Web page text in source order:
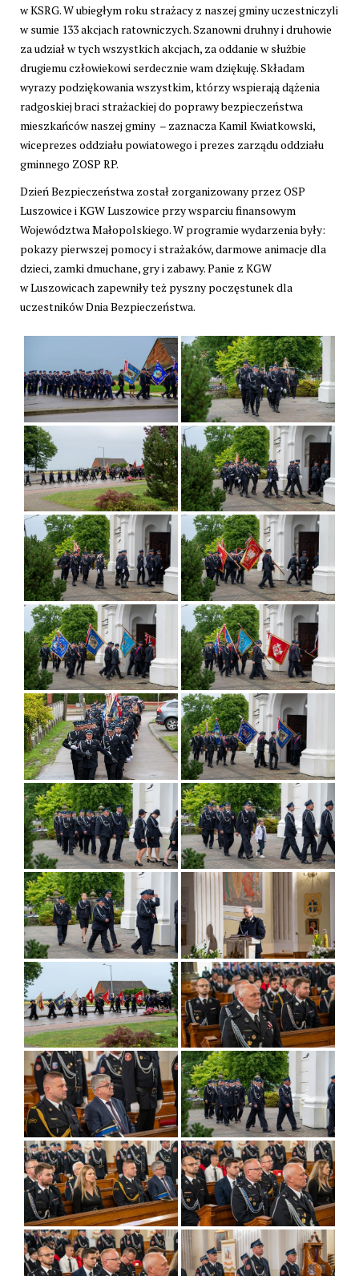
w KSRG. W ubiegłym roku strażacy z naszej gminy uczestniczyli
w sumie 133 akcjach ratowniczych. Szanowni druhny i druhowie
za udział w tych wszystkich akcjach, za oddanie w służbie
drugiemu człowiekowi serdecznie wam dziękuję. Składam
wyrazy podziękowania wszystkim, którzy wspierają dążenia
radgoskiej braci strażackiej do poprawy bezpieczeństwa
mieszkańców naszej gminy – zaznacza Kamil Kwiatkowski,
wiceprezes oddziału powiatowego i prezes zarządu oddziału
gminnego ZOSP RP.
Dzień Bezpieczeństwa został zorganizowany przez OSP
Luszowice i KGW Luszowice przy wsparciu finansowym
Województwa Małopolskiego. W programie wydarzenia były:
pokazy pierwszej pomocy i strażaków, darmowe animacje dla
dzieci, zamki dmuchane, gry i zabawy. Panie z KGW
w Luszowicach zapewniły też pyszny poczęstunek dla
uczestników Dnia Bezpieczeństwa.